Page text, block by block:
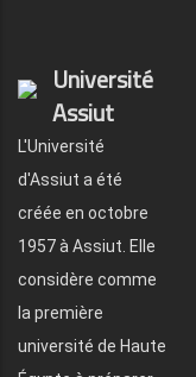
Université
Assiut
L'Université
d'Assiut a été
créée en octobre
1957 à Assiut. Elle
considère comme
la première
université de Haute